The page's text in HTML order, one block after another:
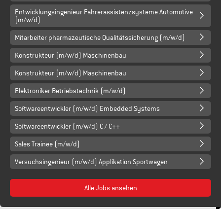
Entwicklungsingenieur Fahrerassistenzsysteme Automotive
(m/w/d)
Mitarbeiter pharmazeutische Qualitätssicherung (m/w/d)
Konstrukteur (m/w/d) Maschinenbau
Konstrukteur (m/w/d) Maschinenbau
Elektroniker Betriebstechnik (m/w/d)
Softwareentwickler (m/w/d) Embedded Systems
Softwareentwickler (m/w/d) C / C++
Sales Trainee (m/w/d)
Versuchsingenieur (m/w/d) Applikation Sportwagen
Alle Jobs ansehen